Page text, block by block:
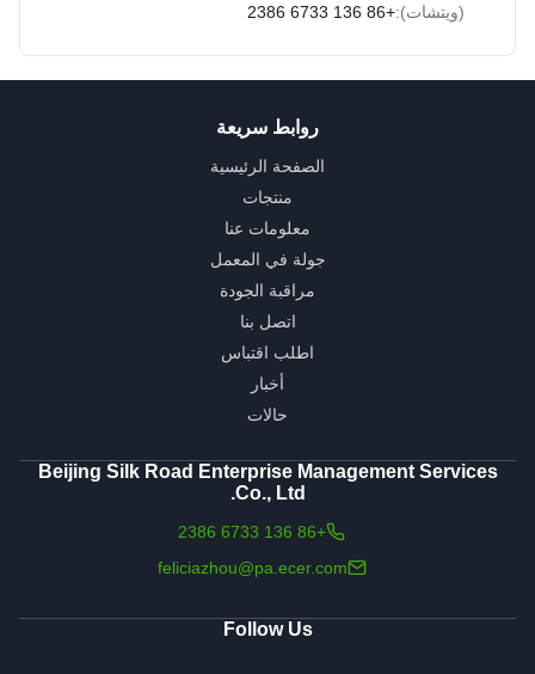
(ويتشات):+86 136 6733 2386
روابط سريعة
الصفحة الرئيسية
منتجات
معلومات عنا
جولة في المعمل
مراقبة الجودة
اتصل بنا
اطلب اقتباس
أخبار
حالات
Beijing Silk Road Enterprise Management Services
Co., Ltd.
+86 136 6733 2386
feliciazhou@pa.ecer.com
Follow Us